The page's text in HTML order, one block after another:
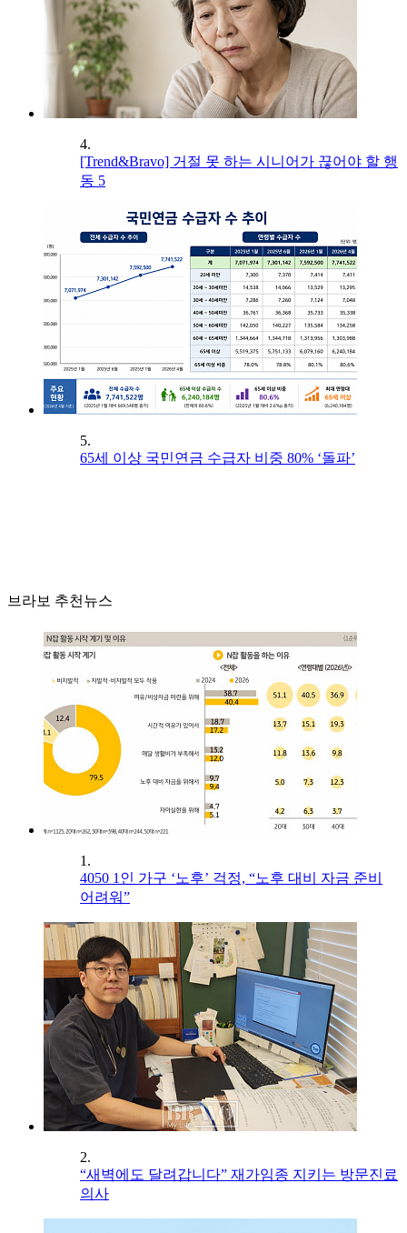
4.
[Trend&Bravo] 거절 못 하는 시니어가 끊어야 할 행
동 5
5.
65세 이상 국민연금 수급자 비중 80% ‘돌파’
브라보 추천뉴스
1.
4050 1인 가구 ‘노후’ 걱정, “노후 대비 자금 준비
어려워”
2.
“새벽에도 달려갑니다” 재가임종 지키는 방문진료
의사